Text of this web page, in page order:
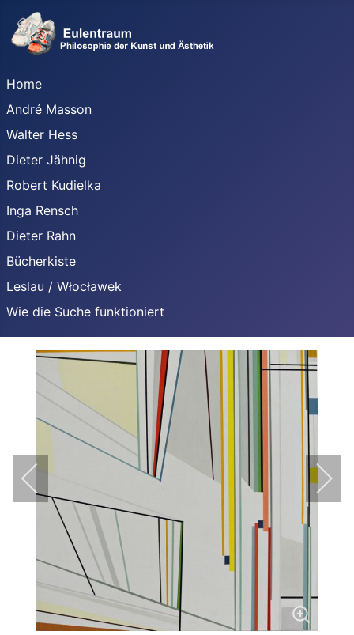
Home
André Masson
Walter Hess
Dieter Jähnig
Robert Kudielka
Inga Rensch
Dieter Rahn
Bücherkiste
Leslau / Włocławek
Wie die Suche funktioniert